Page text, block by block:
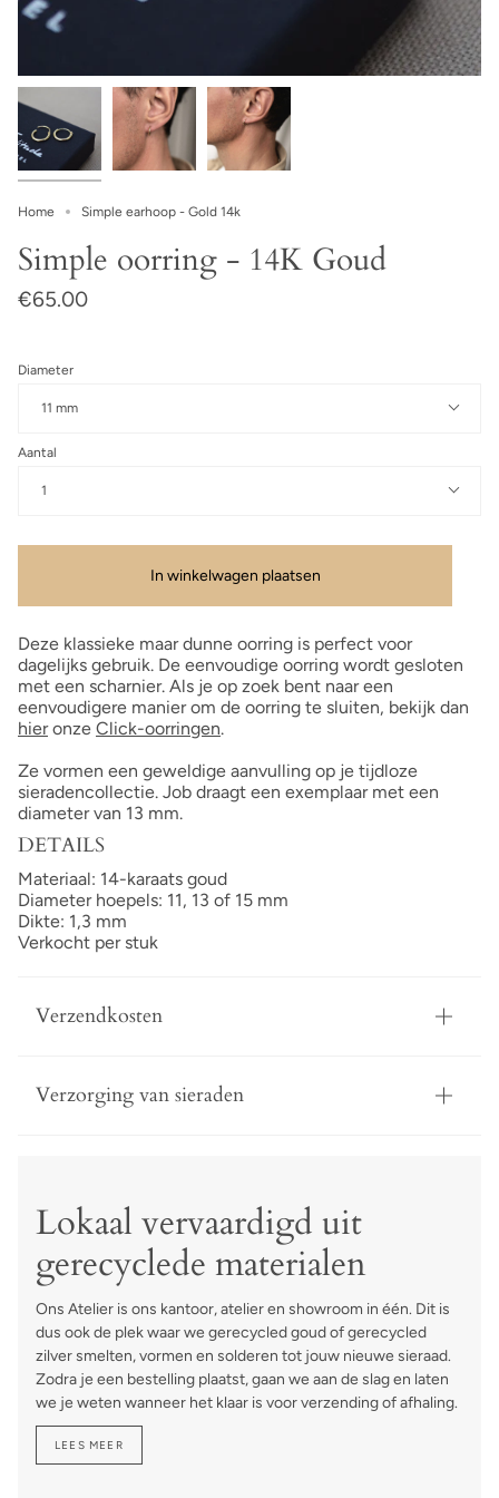
Home Simple earhoop - Gold 14k
Simple oorring - 14K Goud
€65.00
Diameter
11 mm
Aantal
1
In winkelwagen plaatsen
Deze klassieke maar dunne oorring is perfect voor
dagelijks gebruik. De eenvoudige oorring wordt gesloten
met een scharnier. Als je op zoek bent naar een
eenvoudigere manier om de oorring te sluiten, bekijk dan
hieronze Click-oorringen.
Ze vormen een geweldige aanvulling op je tijdloze
sieradencollectie. Job draagt een exemplaar met een
diameter van 13 mm.
DETAILS
Materiaal: 14-karaats goud
Diameter hoepels: 11, 13 of 15 mm
Dikte: 1,3 mm
Verkocht per stuk
Verzendkosten
Verzorging van sieraden
Lokaal vervaardigd uit
gerecyclede materialen
Ons Atelier is ons kantoor, atelier en showroom in één. Dit is
dus ook de plek waar we gerecycled goud of gerecycled
zilver smelten, vormen en solderen tot jouw nieuwe sieraad.
Zodra je een bestelling plaatst, gaan we aan de slag en laten
we je weten wanneer het klaar is voor verzending of afhaling.
LEES MEER